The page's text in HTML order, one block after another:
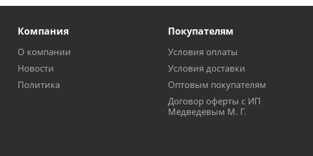
Компания
О компании
Новости
Политика
Покупателям
Условия оплаты
Условия доставки
Оптовым покупателям
Договор оферты с ИП
Медведевым М. Г.